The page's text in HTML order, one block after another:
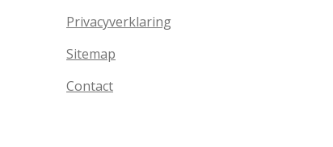
Privacyverklaring
Sitemap
Contact